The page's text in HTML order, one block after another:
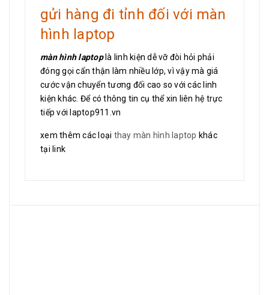
gửi hàng đi tỉnh đối với màn
hình laptop
màn hình laptoplà linh kiện dễ vỡ đòi hỏi phải
đóng gọi cẩn thận làm nhiều lớp, vì vậy mà giá
cước vận chuyển tương đối cao so với các linh
kiện khác. Để có thông tin cụ thể xin liên hệ trực
tiếp với laptop911.vn
xem thêm các loại thay màn hình laptop khác
tại link